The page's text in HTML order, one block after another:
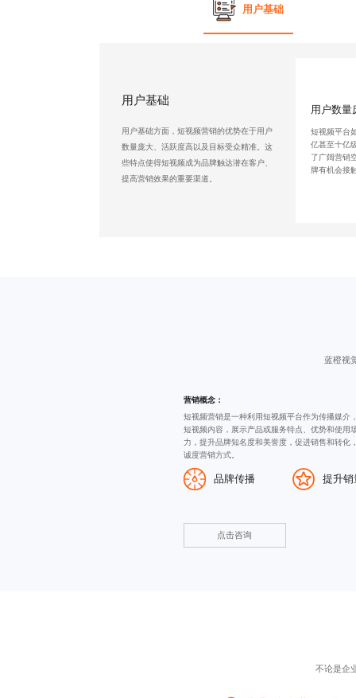
用户基础
用户基础
用户基础方面，短视频营销的优势在于用户
数量庞大、活跃度高以及目标受众精准。这
些特点使得短视频成为品牌触达潜在客户、
提高营销效果的重要渠道。
用户数量
短视频平台
亿甚至十亿
了广阔营销
牌有机会接
蓝橙视
营销概念：
短视频营销是一种利用短视频平台作为传播媒介
短视频内容，展示产品或服务特点、优势和使用
力，提升品牌知名度和美誉度，促进销售和转化
诚度营销方式。
品牌传播 提升销
点击咨询
不论是企